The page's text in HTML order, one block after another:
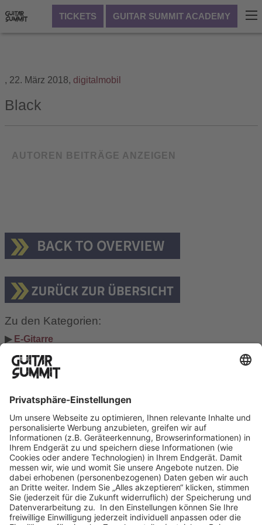
TICKETS GUITAR SUMMIT ACADEMY
, 22. März 2018, digitalmobil
Black
AUTOREN BEITRÄGE ANZEIGEN
Zu den Kategorien:
▶ E-Gitarre
Bass
▶ Akustikgitarre